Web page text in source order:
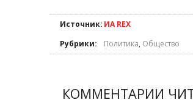
Источник: ИА REX
Рубрики:
Политика, Общество
КОММЕНТАРИИ